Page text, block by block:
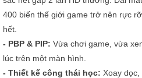
400 biến thế giới game trở nên rực
hết.
- PBP & PIP: Vừa chơi game, vừa
lúc trên một màn hình.
- Thiết kế công thái học: Xoay